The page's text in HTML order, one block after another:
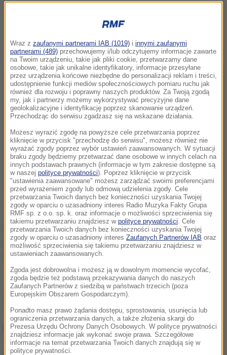
Tej wojskowej bestii czoła stawiła też nasza
reporterka Aneta Łuczkowska, która sprawdziła, czy
drobna kobieta również okiełzna Rosomaka. Zobacz
to na filmie.
Źródło: RMF FM
NAJWAŻNIEJSZE FAKTY
Wraz z zaufanymi partnerami IAB (1019) i innymi zaufanymi
partnerami (489) przechowujemy i/lub odczytujemy informacje zawarte
na Twoim urządzeniu, takie jak pliki cookie, przetwarzamy dane
osobowe, takie jak unikalne identyfikatory, informacje przesyłane
przez urządzenia końcowe niezbędne do personalizacji reklam i treści,
udostępnienie funkcji mediów społecznościowych pomiaru ruchu jak
również dla rozwoju i poprawny naszych produktów. Za Twoją zgodą
my, jak i partnerzy możemy wykorzystywać precyzyjne dane
geolokalizacyjne i identyfikację poprzez skanowanie urządzeń.
Przechodząc do serwisu zgadzasz się na wskazane działania.
Możesz wyrazić zgodę na powyższe cele przetwarzania poprzez
kliknięcie w przycisk "przechodzę do serwisu", możesz również nie
wyrażać zgody poprzez wybór ustawień zaawansowanych. W sytuacji
braku zgody będziemy przetwarzać dane osobowe w innych celach na
innych podstawach prawnych (informacje w tym zakresie dostępne są
w naszej polityce prywatności). Poprzez kliknięcie w przycisk
"ustawienia zaawansowane" możesz zarządzać swoimi preferencjami
przed wyrażeniem zgody lub odmową udzielenia zgody. Cele
przetwarzania Twoich danych bez konieczności uzyskania Twojej
zgody w oparciu o uzasadniony interes Radio Muzyka Fakty Grupa
RMF sp. z o.o. sp. k. oraz informacje o możliwości sprzeciwienia się
takiemu przetwarzaniu znajdziesz w polityce prywatności . Cele
przetwarzania Twoich danych bez konieczności uzyskania Twojej
zgody w oparciu o uzasadniony interes Zaufanych Partnerów IAB oraz
możliwość sprzeciwienia się takiemu przetwarzaniu znajdziesz w
ustawieniach zaawansowanych.
Zgoda jest dobrowolna i możesz ją w dowolnym momencie wycofać,
zgoda będzie też podstawą przekazywania danych do naszych
Zaufanych Partnerów z siedzibą w państwach trzecich (poza
Europejskim Obszarem Gospodarczym).
Ponadto masz prawo żądania dostępu, sprostowania, usunięcia lub
ograniczenia przetwarzania danych, a także złożenia skargi do
Prezesa Urzędu Ochrony Danych Osobowych. W polityce prywatności
znajdziesz informacje jak wykonać swoje prawa. Szczegółowe
informacje na temat przetwarzania Twoich danych znajdują się w
polityce prywatności.